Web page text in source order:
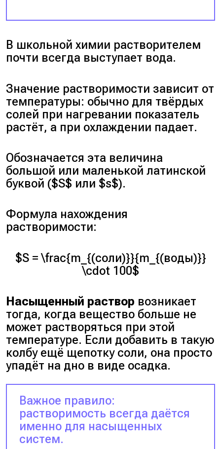
В школьной химии растворителем
почти всегда выступает вода.
Значение растворимости зависит от
температуры: обычно для твёрдых
солей при нагревании показатель
растёт, а при охлаждении падает.
Обозначается эта величина
большой или маленькой латинской
буквой ($S$ или $s$).
Формула нахождения
растворимости:
$S = \frac{m_{(соли)}}{m_{(воды)}}
\cdot 100$
Насыщенный раствор возникает
тогда, когда вещество больше не
может растворяться при этой
температуре. Если добавить в такую
колбу ещё щепотку соли, она просто
упадёт на дно в виде осадка.
Важное правило:
растворимость всегда даётся
именно для насыщенных
систем.